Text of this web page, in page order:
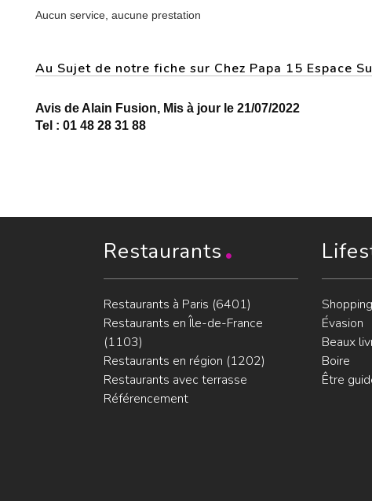
Aucun service, aucune prestation
Au Sujet de notre fiche sur Chez Papa 15 Espace
Avis de Alain Fusion, Mis à jour le 21/07/2022
Tel : 01 48 28 31 88
Restaurants
Restaurants à Paris (6401)
Restaurants en Île-de-France
(1103)
Restaurants en région (1202)
Restaurants avec terrasse
Référencement
Shopping
Évasion
Beaux
Boire
Être